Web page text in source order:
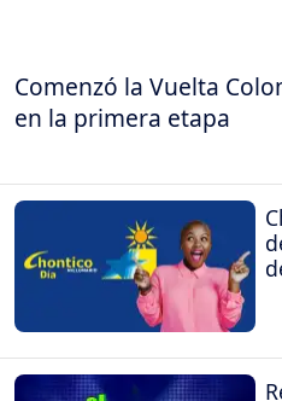
Comenzó la Vuelta
en la primera etapa